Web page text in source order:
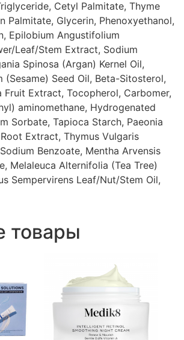
Cetyl Palmitate, Thyme
Palmitate, Glycerin, Phenoxyethanol,
Epilobium Angustifolium
Leaf/Stem Extract, Sodium
Spinosa (Argan) Kernel Oil,
(Sesame) Seed Oil, Beta-Sitosterol,
Fruit Extract, Tocopherol, Carbomer,
aminomethane, Hydrogenated
Sorbate, Tapioca Starch, Paeonia
Extract, Thymus Vulgaris
Benzoate, Mentha Arvensis
Melaleuca Alternifolia (Tea Tree)
Sempervirens Leaf/Nut/Stem Oil,
товары